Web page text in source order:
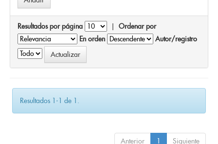
Resultados por página | Ordenar por
En orden
Autor/registro
Resultados 1-1 de 1.
Anterior 1 Siguiente